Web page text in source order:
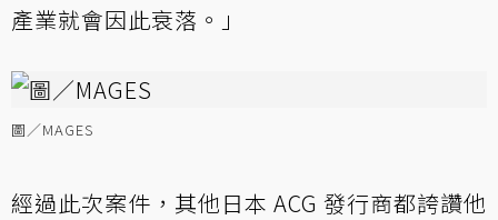
產業就會因此衰落。」
圖／MAGES
經過此次案件，其他日本 ACG 發行商都誇讚他